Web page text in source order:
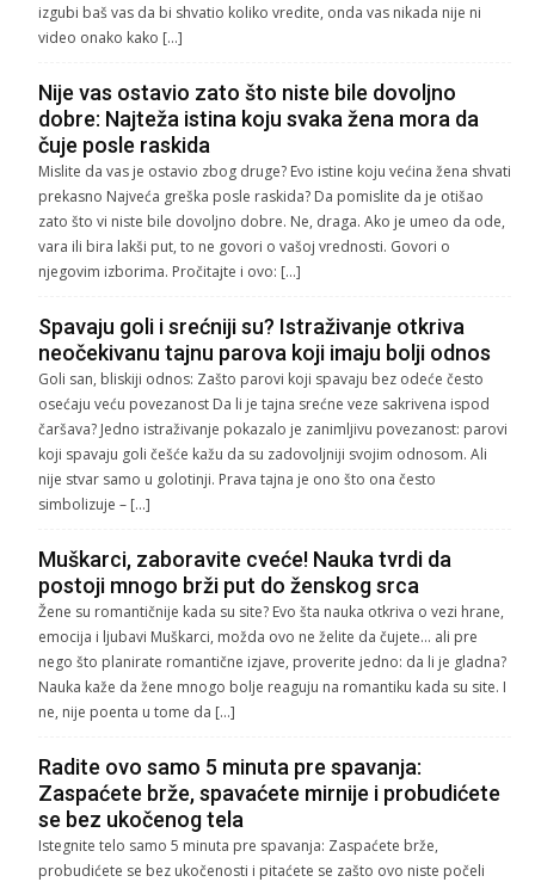
izgubi baš vas da bi shvatio koliko vredite, onda vas nikada nije ni
video onako kako […]
Nije vas ostavio zato što niste bile dovoljno
dobre: Najteža istina koju svaka žena mora da
čuje posle raskida
Mislite da vas je ostavio zbog druge? Evo istine koju većina žena shvati
prekasno Najveća greška posle raskida? Da pomislite da je otišao
zato što vi niste bile dovoljno dobre. Ne, draga. Ako je umeo da ode,
vara ili bira lakši put, to ne govori o vašoj vrednosti. Govori o
njegovim izborima. Pročitajte i ovo: […]
Spavaju goli i srećniji su? Istraživanje otkriva
neočekivanu tajnu parova koji imaju bolji odnos
Goli san, bliskiji odnos: Zašto parovi koji spavaju bez odeće često
osećaju veću povezanost Da li je tajna srećne veze sakrivena ispod
čaršava? Jedno istraživanje pokazalo je zanimljivu povezanost: parovi
koji spavaju goli češće kažu da su zadovoljniji svojim odnosom. Ali
nije stvar samo u golotinji. Prava tajna je ono što ona često
simbolizuje – […]
Muškarci, zaboravite cveće! Nauka tvrdi da
postoji mnogo brži put do ženskog srca
Žene su romantičnije kada su site? Evo šta nauka otkriva o vezi hrane,
emocija i ljubavi Muškarci, možda ovo ne želite da čujete… ali pre
nego što planirate romantične izjave, proverite jedno: da li je gladna?
Nauka kaže da žene mnogo bolje reaguju na romantiku kada su site. I
ne, nije poenta u tome da […]
Radite ovo samo 5 minuta pre spavanja:
Zaspaćete brže, spavaćete mirnije i probudićete
se bez ukočenog tela
Istegnite telo samo 5 minuta pre spavanja: Zaspaćete brže,
probudićete se bez ukočenosti i pitaćete se zašto ovo niste počeli